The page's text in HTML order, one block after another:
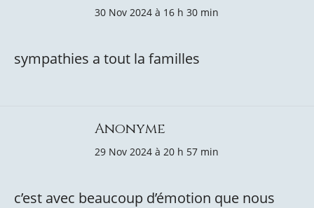
30 Nov 2024 à 16 h 30 min
sympathies a tout la familles
Anonyme
29 Nov 2024 à 20 h 57 min
c’est avec beaucoup d’émotion que nous